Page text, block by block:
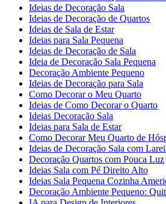
Ideias de Decoração Sala
Ideias de Decoração de Quartos
Ideias de Sala de Estar
Ideias para Sala Pequena
Ideias de Decoração de Sala
Ideia de Decoração Sala Pequena
Decoração Ambiente Pequeno
Ideias de Decoração para Sala
Como Decorar o Meu Quarto
Ideias de Como Decorar o Quarto
Ideias Decoração Sala
Ideias para Sala de Estar
Como Decorar Meu Quarto de
Ideias de Decoração Sala com
Decoração Quartos com Pouca Luz
Ideias Sala com Pé Direito Alto
Ideias Sala Pequena Cozinha
Decoração Ambiente Pequeno: